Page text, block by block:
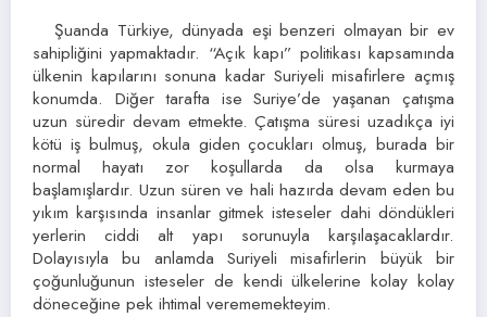
Şuanda Türkiye, dünyada eşi benzeri olmayan bir ev
sahipliğini yapmaktadır. “Açık kapı” politikası kapsamında
ülkenin kapılarını sonuna kadar Suriyeli misafirlere açmış
konumda. Diğer tarafta ise Suriye’de yaşanan çatışma
uzun süredir devam etmekte. Çatışma süresi uzadıkça iyi
kötü iş bulmuş, okula giden çocukları olmuş, burada bir
normal hayatı zor koşullarda da olsa kurmaya
başlamışlardır. Uzun süren ve hali hazırda devam eden bu
yıkım karşısında insanlar gitmek isteseler dahi döndükleri
yerlerin ciddi alt yapı sorunuyla karşılaşacaklardır.
Dolayısıyla bu anlamda Suriyeli misafirlerin büyük bir
çoğunluğunun isteseler de kendi ülkelerine kolay kolay
döneceğine pek ihtimal verememekteyim.